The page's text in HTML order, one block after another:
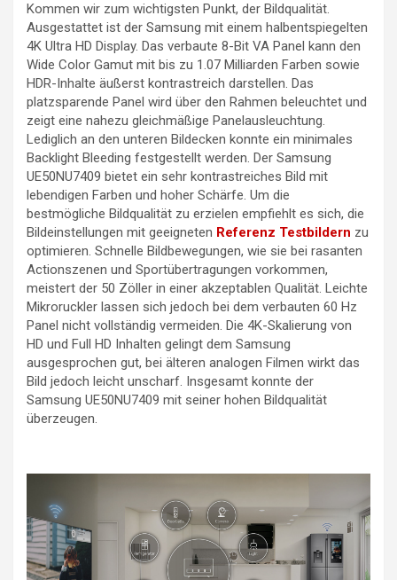
Kommen wir zum wichtigsten Punkt, der Bildqualität.
Ausgestattet ist der Samsung mit einem halbentspiegelten
4K Ultra HD Display. Das verbaute 8-Bit VA Panel kann den
Wide Color Gamut mit bis zu 1.07 Milliarden Farben sowie
HDR-Inhalte äußerst kontrastreich darstellen. Das
platzsparende Panel wird über den Rahmen beleuchtet und
zeigt eine nahezu gleichmäßige Panelausleuchtung.
Lediglich an den unteren Bildecken konnte ein minimales
Backlight Bleeding festgestellt werden. Der Samsung
UE50NU7409 bietet ein sehr kontrastreiches Bild mit
lebendigen Farben und hoher Schärfe. Um die
bestmögliche Bildqualität zu erzielen empfiehlt es sich, die
Bildeinstellungen mit geeigneten Referenz Testbildern zu
optimieren. Schnelle Bildbewegungen, wie sie bei rasanten
Actionszenen und Sportübertragungen vorkommen,
meistert der 50 Zöller in einer akzeptablen Qualität. Leichte
Mikroruckler lassen sich jedoch bei dem verbauten 60 Hz
Panel nicht vollständig vermeiden. Die 4K-Skalierung von
HD und Full HD Inhalten gelingt dem Samsung
ausgesprochen gut, bei älteren analogen Filmen wirkt das
Bild jedoch leicht unscharf. Insgesamt konnte der
Samsung UE50NU7409 mit seiner hohen Bildqualität
überzeugen.